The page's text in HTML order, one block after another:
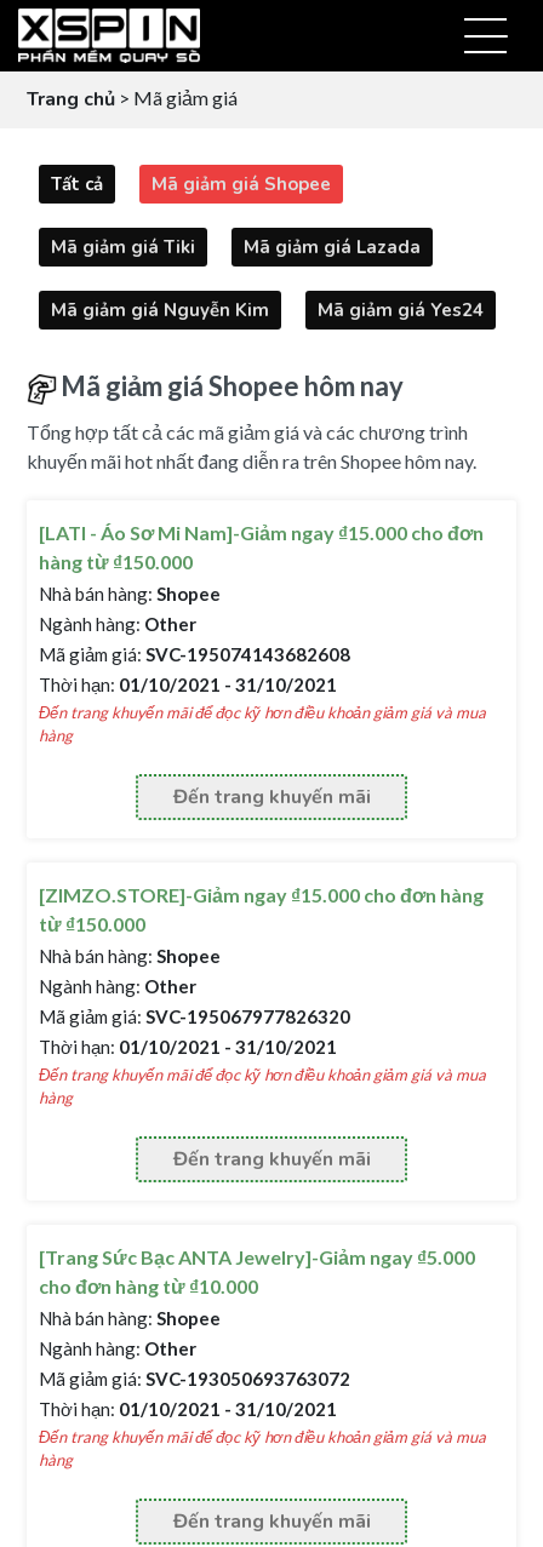
Trang chủ > Mã giảm giá
Tất cả Mã giảm giá Shopee
Mã giảm giá Tiki Mã giảm giá Lazada
Mã giảm giá Nguyễn Kim Mã giảm giá Yes24
Mã giảm giá Shopee hôm nay
Tổng hợp tất cả các mã giảm giá và các chương trình
khuyến mãi hot nhất đang diễn ra trên Shopee hôm nay.
[LATI - Áo Sơ Mi Nam]-Giảm ngay ₫15.000 cho đơn
hàng từ ₫150.000
Nhà bán hàng: Shopee
Ngành hàng: Other
Mã giảm giá: SVC-195074143682608
Thời hạn: 01/10/2021 - 31/10/2021
Đến trang khuyến mãi để đọc kỹ hơn điều khoản giảm giá và mua
hàng
Đến trang khuyến mãi
[ZIMZO.STORE]-Giảm ngay ₫15.000 cho đơn hàng
từ ₫150.000
Nhà bán hàng: Shopee
Ngành hàng: Other
Mã giảm giá: SVC-195067977826320
Thời hạn: 01/10/2021 - 31/10/2021
Đến trang khuyến mãi để đọc kỹ hơn điều khoản giảm giá và mua
hàng
Đến trang khuyến mãi
[Trang Sức Bạc ANTA Jewelry]-Giảm ngay ₫5.000
cho đơn hàng từ ₫10.000
Nhà bán hàng: Shopee
Ngành hàng: Other
Mã giảm giá: SVC-193050693763072
Thời hạn: 01/10/2021 - 31/10/2021
Đến trang khuyến mãi để đọc kỹ hơn điều khoản giảm giá và mua
hàng
Đến trang khuyến mãi